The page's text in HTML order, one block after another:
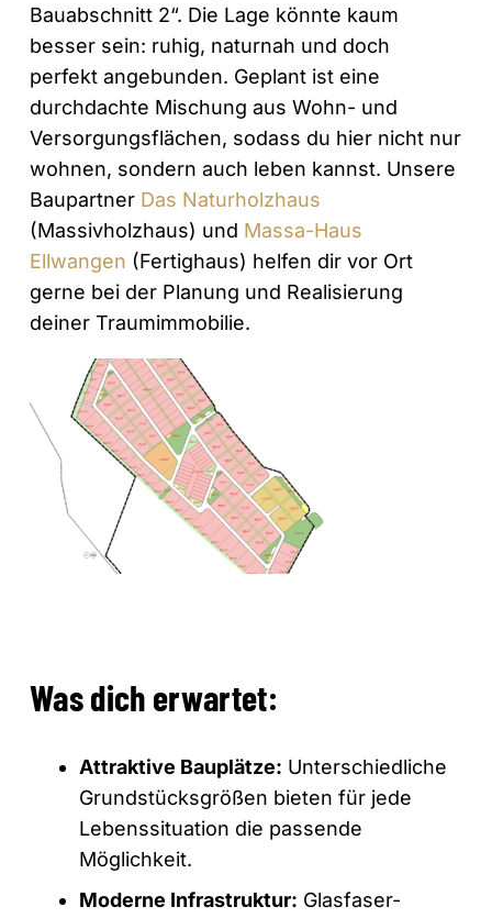
Bauabschnitt 2“. Die Lage könnte kaum
besser sein: ruhig, naturnah und doch
perfekt angebunden. Geplant ist eine
durchdachte Mischung aus Wohn- und
Versorgungsflächen, sodass du hier nicht nur
wohnen, sondern auch leben kannst. Unsere
Baupartner Das Naturholzhaus
(Massivholzhaus) und Massa-Haus
Ellwangen (Fertighaus) helfen dir vor Ort
gerne bei der Planung und Realisierung
deiner Traumimmobilie.
Was dich erwartet:
Attraktive Bauplätze: Unterschiedliche
Grundstücksgrößen bieten für jede
Lebenssituation die passende
Möglichkeit.
Moderne Infrastruktur: Glasfaser-